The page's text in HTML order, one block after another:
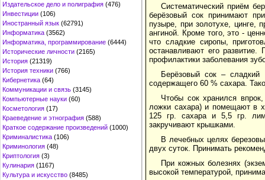
Издательское дело и полиграфия (476)
Инвестиции (106)
Иностранный язык (62791)
Информатика (3562)
Информатика, программирование (6444)
Исторические личности (2165)
История (21319)
История техники (766)
Кибернетика (64)
Коммуникации и связь (3145)
Компьютерные науки (60)
Косметология (17)
Краеведение и этнография (588)
Краткое содержание произведений (1000)
Криминалистика (106)
Криминология (48)
Криптология (3)
Кулинария (1167)
Культура и искусство (8485)
Систематический приём
берёзовый сок принимают
пузыре, при золотухе, цинге,
ангиной. Кроме того, это -
что сладкие сиропы,
останавливают его
профилактики заболевания
Берёзовый сок – сладкий
содержащего 60 % сахара.
Чтобы сок хранился
ложки сахара) и помещают в
125 гр. сахара и 5,5 гр.
закручивают крышками.
В лечебных целях
двух суток. Принимать
При кожных болезнях
высокой температурой,